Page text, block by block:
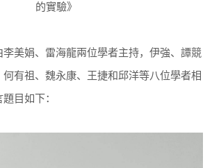
的實驗》
娟、雷海龍兩位學者主持，伊強、譚競
有祖、魏永康、王捷和邱洋等八位學者相
目如下：